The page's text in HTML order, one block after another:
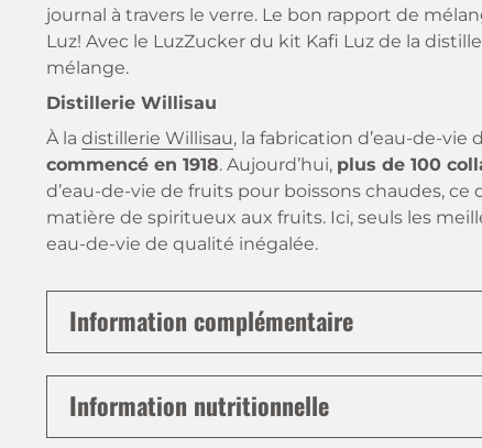
journal à travers le verre. Le bon rapport de
Luz! Avec le LuzZucker du kit Kafi Luz de la
mélange.
Distillerie Willisau
À la distillerie Willisau, la fabrication d’eau-de-vie
commencé en 1918. Aujourd’hui, plus de 100
d’eau-de-vie de fruits pour boissons chaudes,
matière de spiritueux aux fruits. Ici, seuls les
eau-de-vie de qualité inégalée.
Information complémentaire
Information nutritionnelle